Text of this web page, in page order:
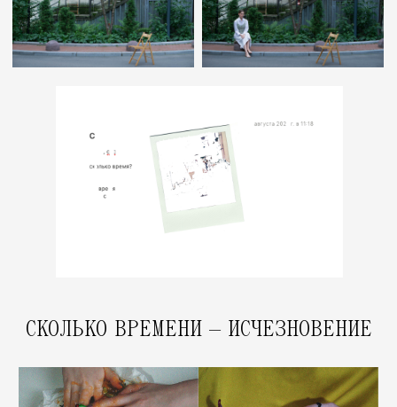
ПЛАСТИКОВЫЕ КОЛЬЦА С ПЛАСТИКОВЫМ
КАМНЕМ И ПЛАСТИКОВЫМИ ФРУКТАМИ,